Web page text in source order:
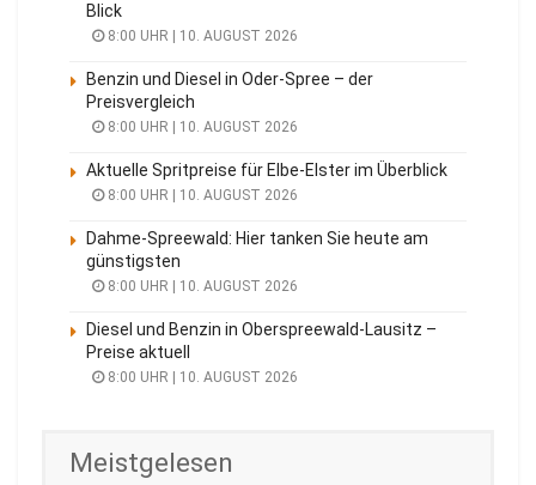
Blick
8:00 UHR | 10. AUGUST 2026
Benzin und Diesel in Oder-Spree – der
Preisvergleich
8:00 UHR | 10. AUGUST 2026
Aktuelle Spritpreise für Elbe-Elster im Überblick
8:00 UHR | 10. AUGUST 2026
Dahme-Spreewald: Hier tanken Sie heute am
günstigsten
8:00 UHR | 10. AUGUST 2026
Diesel und Benzin in Oberspreewald-Lausitz –
Preise aktuell
8:00 UHR | 10. AUGUST 2026
Meistgelesen